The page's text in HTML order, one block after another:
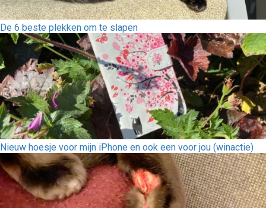
De 6 beste plekken om te slapen
Nieuw hoesje voor mijn iPhone en ook een voor jou (winactie)